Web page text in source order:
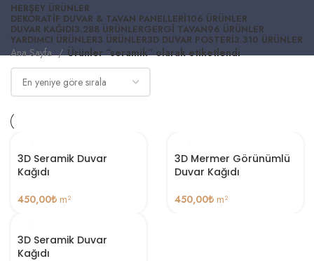
HERŞEY ÜRÜNLER
DEKORATIF DUVAR & TAVAN PANELLERI106 ÜRÜNLER
DUVAR KAĞIDI3.288 ÜRÜNLERGERGI TAVAN96 ÜRÜNLER
YARDIMCI ÜRÜNLER3 ÜRÜNLER3D DUVAR POSTERI3.310 ÜRÜNLER
Ana Sayfa Ürünler “seramik” olarak etiketlendi
3D Seramik Duvar
Kağıdı
450,00₺ m²
3D Mermer Görünümlü
Duvar Kağıdı
450,00₺ m²
3D Seramik Duvar
Kağıdı